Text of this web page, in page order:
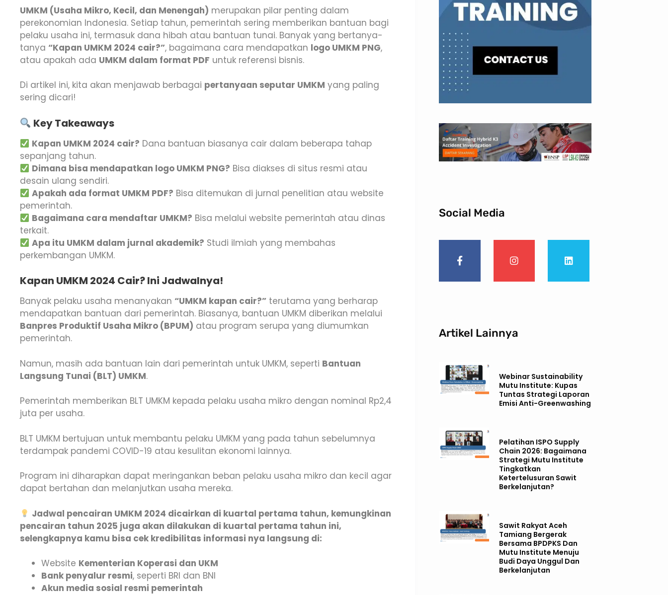
UMKM (Usaha Mikro, Kecil, dan Menengah) merupakan pilar penting dalam
perekonomian Indonesia. Setiap tahun, pemerintah sering memberikan bantuan bagi
pelaku usaha ini, termasuk dana hibah atau bantuan tunai. Banyak yang bertanya-
tanya “Kapan UMKM 2024 cair?”, bagaimana cara mendapatkan logo UMKM PNG,
atau apakah ada UMKM dalam format PDF untuk referensi bisnis.
Di artikel ini, kita akan menjawab berbagai pertanyaan seputar UMKM yang paling
sering dicari!
Key Takeaways
Kapan UMKM 2024 cair? Dana bantuan biasanya cair dalam beberapa tahap
sepanjang tahun.
Dimana bisa mendapatkan logo UMKM PNG? Bisa diakses di situs resmi atau
desain ulang sendiri.
Apakah ada format UMKM PDF? Bisa ditemukan di jurnal penelitian atau website
pemerintah.
Bagaimana cara mendaftar UMKM? Bisa melalui website pemerintah atau dinas
terkait.
Apa itu UMKM dalam jurnal akademik? Studi ilmiah yang membahas
perkembangan UMKM.
Kapan UMKM 2024 Cair? Ini Jadwalnya!
Banyak pelaku usaha menanyakan “UMKM kapan cair?” terutama yang berharap
mendapatkan bantuan dari pemerintah. Biasanya, bantuan UMKM diberikan melalui
Banpres Produktif Usaha Mikro (BPUM) atau program serupa yang diumumkan
pemerintah.
Namun, masih ada bantuan lain dari pemerintah untuk UMKM, seperti Bantuan
Langsung Tunai (BLT) UMKM.
Pemerintah memberikan BLT UMKM kepada pelaku usaha mikro dengan nominal Rp2,4
juta per usaha.
BLT UMKM bertujuan untuk membantu pelaku UMKM yang pada tahun sebelumnya
terdampak pandemi COVID-19 atau kesulitan ekonomi lainnya.
Program ini diharapkan dapat meringankan beban pelaku usaha mikro dan kecil agar
dapat bertahan dan melanjutkan usaha mereka.
Jadwal pencairan UMKM 2024 dicairkan di kuartal pertama tahun, kemungkinan
pencairan tahun 2025 juga akan dilakukan di kuartal pertama tahun ini,
selengkapnya kamu bisa cek kredibilitas informasi nya langsung di:
Website Kementerian Koperasi dan UKM
Bank penyalur resmi, seperti BRI dan BNI
Akun media sosial resmi pemerintah
Social Media
Artikel Lainnya
Webinar Sustainability
Mutu Institute: Kupas
Tuntas Strategi Laporan
Emisi Anti-Greenwashing
Pelatihan ISPO Supply
Chain 2026: Bagaimana
Strategi Mutu Institute
Tingkatkan
Ketertelusuran Sawit
Berkelanjutan?
Sawit Rakyat Aceh
Tamiang Bergerak
Bersama BPDPKS Dan
Mutu Institute Menuju
Budi Daya Unggul Dan
Berkelanjutan